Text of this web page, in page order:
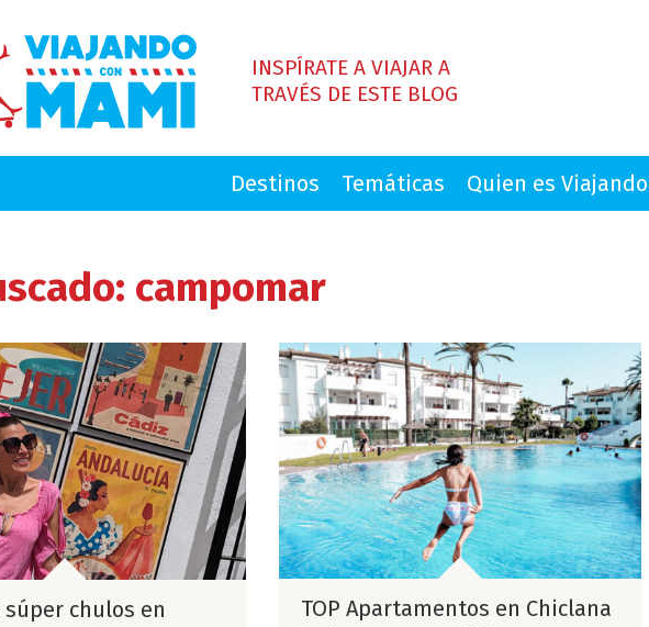
INSPÍRATE A VIAJAR A
TRAVÉS DE ESTE BLOG
Destinos Temáticas Quien es
campomar
súper chulos en
TOP Apartamentos en Chiclana